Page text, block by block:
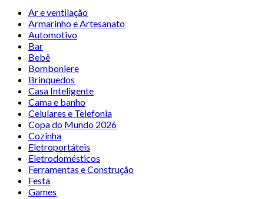
Ar e ventilação
Armarinho e Artesanato
Automotivo
Bar
Bebê
Bomboniere
Brinquedos
Casa Inteligente
Cama e banho
Celulares e Telefonia
Copa do Mundo 2026
Cozinha
Eletroportáteis
Eletrodomésticos
Ferramentas e Construção
Festa
Games